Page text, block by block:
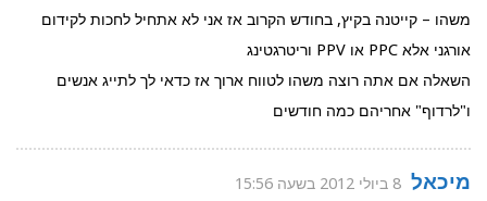
משהו – קייטנה בקיץ, בחודש הקרוב אז אני לא אתחיל לחכות לקידום
אורגני אלא PPC או PPV וריטרגטינג
השאלה אם אתה רוצה משהו לטווח ארוך אז כדאי לך לתייג אנשים
ו"לרדוף" אחריהם כמה חודשים
מיכאל 8 ביולי 2012 בשעה 15:56